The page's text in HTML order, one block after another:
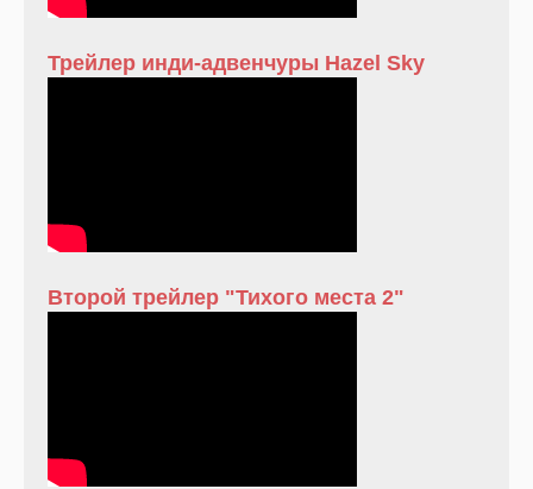
Трейлер инди-адвенчуры Hazel Sky
Второй трейлер "Тихого места 2"